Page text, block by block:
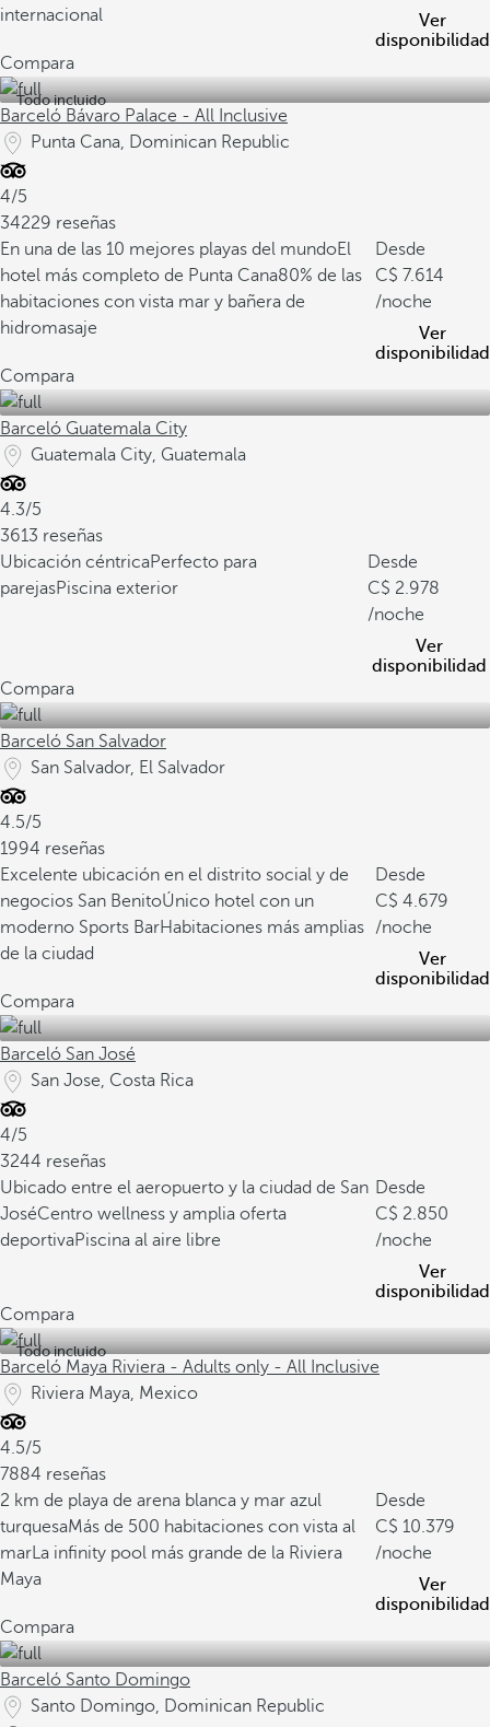
internacional
Ver
disponibilidad
Compara
Todo incluido
Barceló Bávaro Palace - All Inclusive
Punta Cana, Dominican Republic
4/5
34229 reseñas
En una de las 10 mejores playas del mundoEl
hotel más completo de Punta Cana80% de las
habitaciones con vista mar y bañera de
hidromasaje
Desde
7.614
/noche
Ver
disponibilidad
Compara
Barceló Guatemala City
Guatemala City, Guatemala
4.3/5
3613 reseñas
Ubicación céntricaPerfecto para
parejasPiscina exterior
Desde
2.978
/noche
Ver
disponibilidad
Compara
Barceló San Salvador
San Salvador, El Salvador
4.5/5
1994 reseñas
Excelente ubicación en el distrito social y de
negocios San BenitoÚnico hotel con un
moderno Sports BarHabitaciones más amplias
de la ciudad
Desde
4.679
/noche
Ver
disponibilidad
Compara
Barceló San José
San Jose, Costa Rica
4/5
3244 reseñas
Ubicado entre el aeropuerto y la ciudad de San
JoséCentro wellness y amplia oferta
deportivaPiscina al aire libre
Desde
2.850
/noche
Ver
disponibilidad
Compara
Todo incluido
Barceló Maya Riviera - Adults only - All Inclusive
Riviera Maya, Mexico
4.5/5
7884 reseñas
2 km de playa de arena blanca y mar azul
turquesaMás de 500 habitaciones con vista al
marLa infinity pool más grande de la Riviera
Maya
Desde
10.379
/noche
Ver
disponibilidad
Compara
Barceló Santo Domingo
Santo Domingo, Dominican Republic